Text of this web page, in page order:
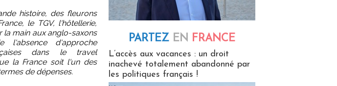
histoire, des fleurons
le TGV, l'hôtellerie,
la main aux anglo-saxons
d'approche
dans le travel
la France soit l'un des
de dépenses.
PARTEZ EN FRANCE
L’accès aux vacances : un droit
inachevé totalement abandonné par
les politiques français !